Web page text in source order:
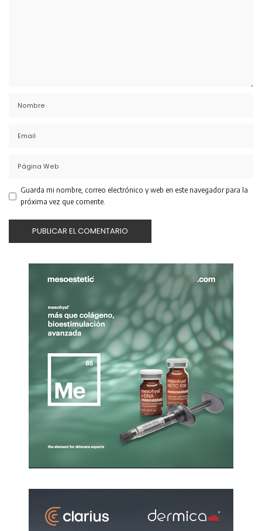
Guarda mi nombre, correo electrónico y web en este navegador para la
próxima vez que comente.